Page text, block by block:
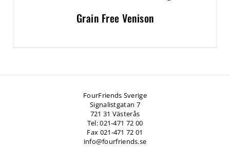
Grain Free Venison
FourFriends Sverige
Signalistgatan 7
721 31 Västerås
Tel: 021-471 72 00
Fax 021-471 72 01
info@fourfriends.se